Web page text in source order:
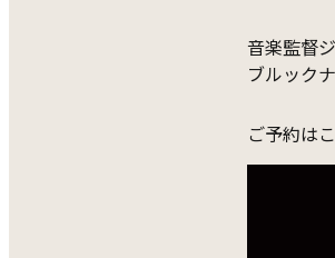
音楽監督
ブルック
ご予約は